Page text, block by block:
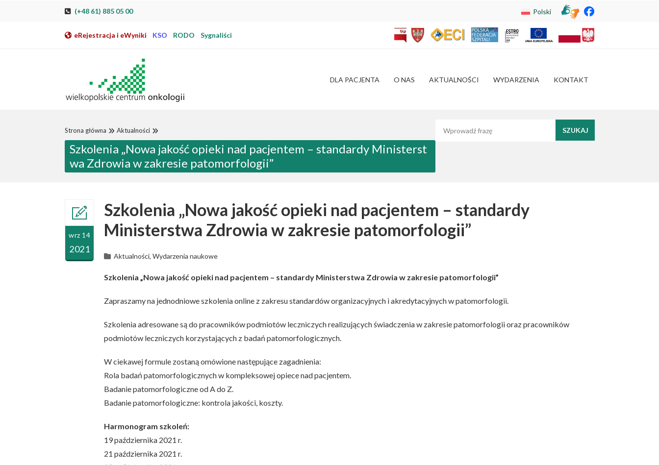
Przeskocz do nawigacji
Przeskocz do treści
Przeskocz do stopki
Przejdź do mapy strony
Przejdź do elektronicznej rejestracji pacjenta
(+48 61) 885 05 00 Polski
eRejestracja i eWyniki KSO RODO Sygnaliści
DLA PACJENTA O NAS AKTUALNOŚCI WYDARZENIA KONTAKT
Strona główna Aktualności
Szkolenia „Nowa jakość opieki nad pacjentem – standardy Ministerst
wa Zdrowia w zakresie patomorfologii”
wrz 14
2021
Szkolenia „Nowa jakość opieki nad pacjentem – standardy
Ministerstwa Zdrowia w zakresie patomorfologii”
Aktualności, Wydarzenia naukowe
Szkolenia „Nowa jakość opieki nad pacjentem – standardy Ministerstwa Zdrowia w zakresie patomorfologii”
Zapraszamy na jednodniowe szkolenia online z zakresu standardów organizacyjnych i akredytacyjnych w patomorfologii.
Szkolenia adresowane są do pracowników podmiotów leczniczych realizujących świadczenia w zakresie patomorfologii oraz pracowników
podmiotów leczniczych korzystających z badań patomorfologicznych.
W ciekawej formule zostaną omówione następujące zagadnienia:
Rola badań patomorfologicznych w kompleksowej opiece nad pacjentem.
Badanie patomorfologiczne od A do Z.
Badanie patomorfologiczne: kontrola jakości, koszty.
Harmonogram szkoleń:
19 października 2021 r.
21 października 2021 r.